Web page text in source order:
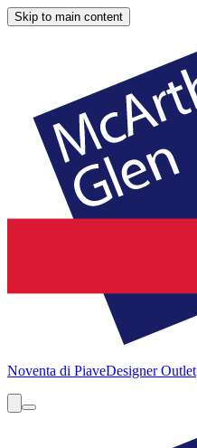
Skip to main content
Noventa di PiaveDesigner Outlet